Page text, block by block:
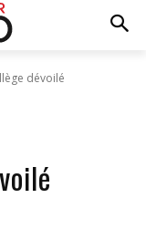
dévoilé